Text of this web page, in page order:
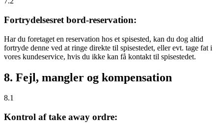
Fortrydelsesret bord-reservation:
Har du foretaget en reservation hos et spisested, kan du dog altid
fortryde denne ved at ringe direkte til spisestedet, eller evt. tage fat i
vores kundeservice, hvis du ikke kan få kontakt til spisestedet.
8. Fejl, mangler og kompensation
8.1
Kontrol af take away ordre: